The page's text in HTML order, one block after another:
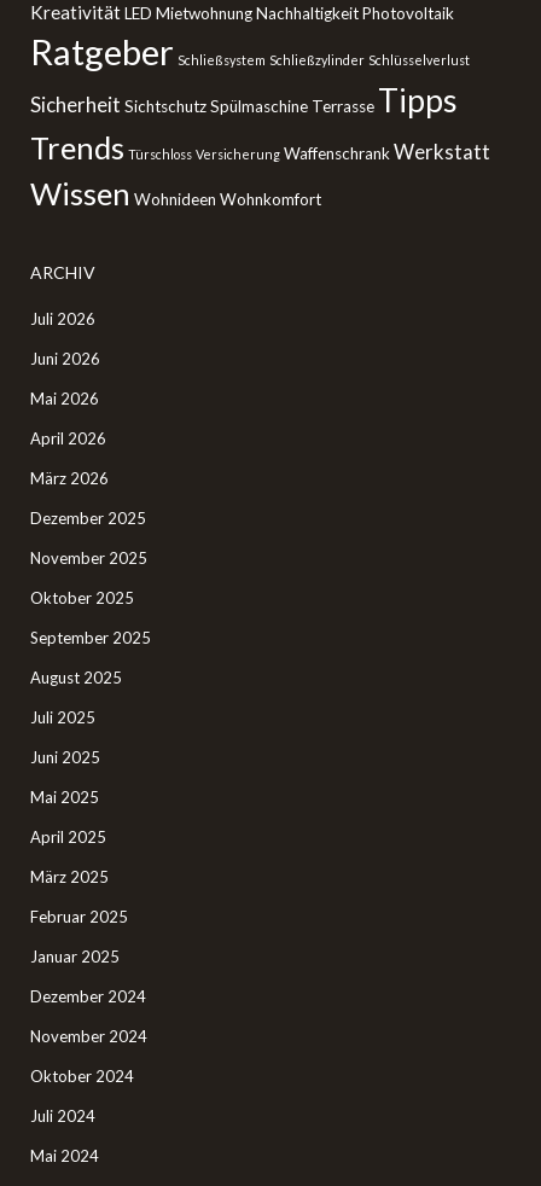
KreativitätLED MietwohnungNachhaltigkeitPhotovoltaik
Ratgeber Schließsystem Schließzylinder Schlüsselverlust
Sicherheit SichtschutzSpülmaschine Terrasse Tipps
Trends Türschloss Versicherung WaffenschrankWerkstatt
Wissen Wohnideen Wohnkomfort
ARCHIV
Juli 2026
Juni 2026
Mai 2026
April 2026
März 2026
Dezember 2025
November 2025
Oktober 2025
September 2025
August 2025
Juli 2025
Juni 2025
Mai 2025
April 2025
März 2025
Februar 2025
Januar 2025
Dezember 2024
November 2024
Oktober 2024
Juli 2024
Mai 2024